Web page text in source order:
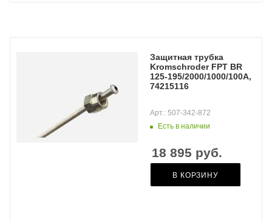
Защитная трубка
Kromschroder FPT BR
125-195/2000/1000/100A,
74215116
Есть в наличии
Арт.: 507-342-872
18 895 руб.
В КОРЗИНУ